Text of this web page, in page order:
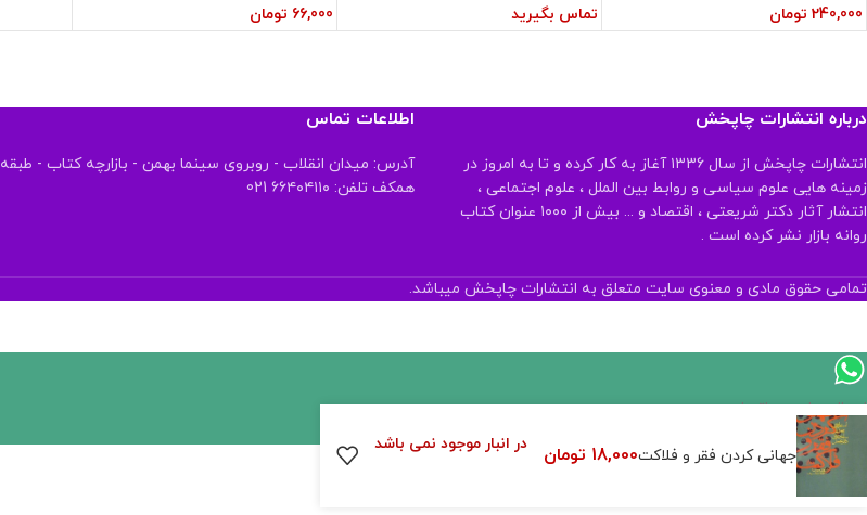
240,000 تومان تماس بگیرید 66,000 تومان
درباره انتشارات چاپخش
انتشارات چاپخش از سال ۱۳۳۶ آغاز به کار کرده و تا به امروز در
زمینه هایی علوم سیاسی و روابط بین الملل ، علوم اجتماعی ،
انتشار آثار دکتر شریعتی ، اقتصاد و ... بیش از ۱۰۰۰ عنوان کتاب
روانه بازار نشر کرده است .
اطلاعات تماس
آدرس: میدان انقلاب - روبروی سینما بهمن - بازارچه کتاب - طبقه
همکف تلفن: ۶۶۴۰۴۱۱۰ 021
تمامی حقوق مادی و معنوی سایت متعلق به انتشارات چاپخش میباشد.
جهانی کردن فقر و فلاکت18,000 تومان در انبار موجود نمی باشد
اگر
موجود
نیست,